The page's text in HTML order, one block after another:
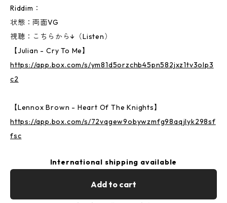
Riddim：
状態：両面VG
視聴：こちらから↓（Listen）
【Julian - Cry To Me】
https://app.box.com/s/ym81d5orzchb45pn582jxz1tv3olp3
c2
【Lennox Brown - Heart Of The Knights】
https://app.box.com/s/72vqgew9obywzmfg98aqjlyk298sf
fsc
International shipping available
Add to cart